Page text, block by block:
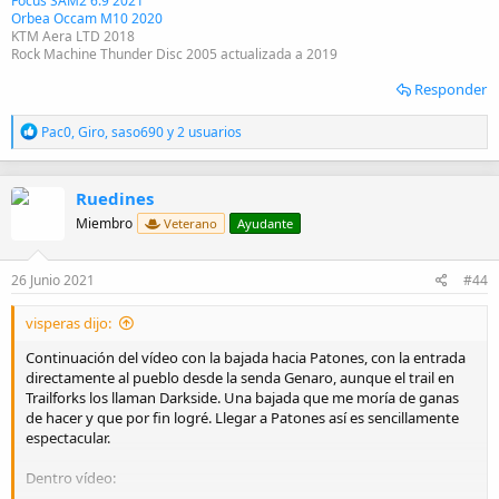
Orbea Occam M10 2020
KTM Aera LTD 2018
Rock Machine Thunder Disc 2005 actualizada a 2019
Responder
R
e
a
n
s
Pac0,Giro,saso690y 2 usuarios
Ruedines
Miembro Veterano Ayudante
26 Junio 2021 #44
visperas dijo:
Continuación del vídeo con la bajada hacia Patones, con la entrada
directamente al pueblo desde la senda Genaro, aunque el trail en
Trailforks los llaman Darkside. Una bajada que me moría de ganas
de hacer y que por fin logré. Llegar a Patones así es sencillamente
espectacular.
Dentro vídeo: